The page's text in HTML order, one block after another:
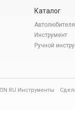
Каталог
Инструмент
Ручной
Инструменты